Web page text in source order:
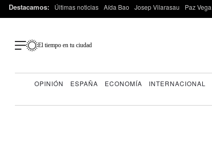
Destacamos: Últimas noticias Aída Bao Josep Vilarasau Paz Vega
El tiempo en tu ciudad
OPINIÓN ESPAÑA ECONOMÍA INTERNACIONAL